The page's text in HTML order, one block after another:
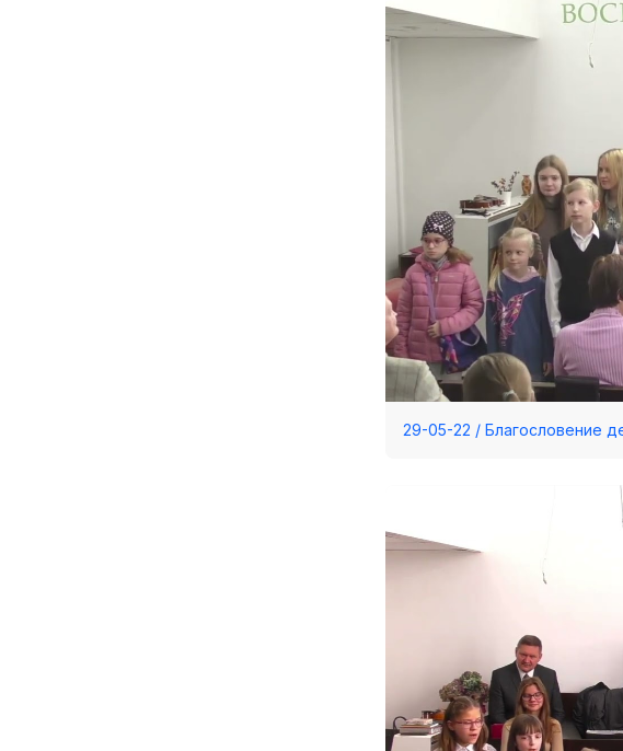
29-05-22 / Благословение